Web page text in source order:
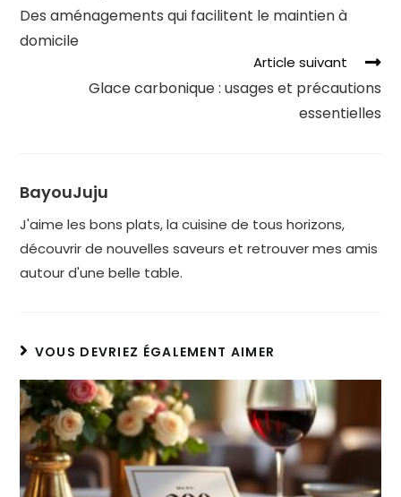
Des aménagements qui facilitent le maintien à
domicile
Article suivant
Glace carbonique : usages et précautions
essentielles
BayouJuju
J'aime les bons plats, la cuisine de tous horizons,
découvrir de nouvelles saveurs et retrouver mes amis
autour d'une belle table.
VOUS DEVRIEZ ÉGALEMENT AIMER